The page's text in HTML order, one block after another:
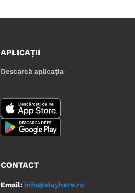
APLICAȚII
Descarcă aplicația
CONTACT
Email: info@stayhere.ro